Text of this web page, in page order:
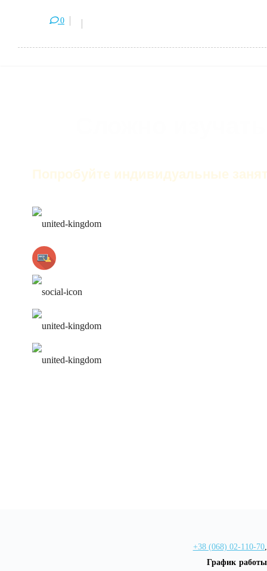
0
Попробуйте индивидуальные
+38 (068) 02-110-70,
График работы